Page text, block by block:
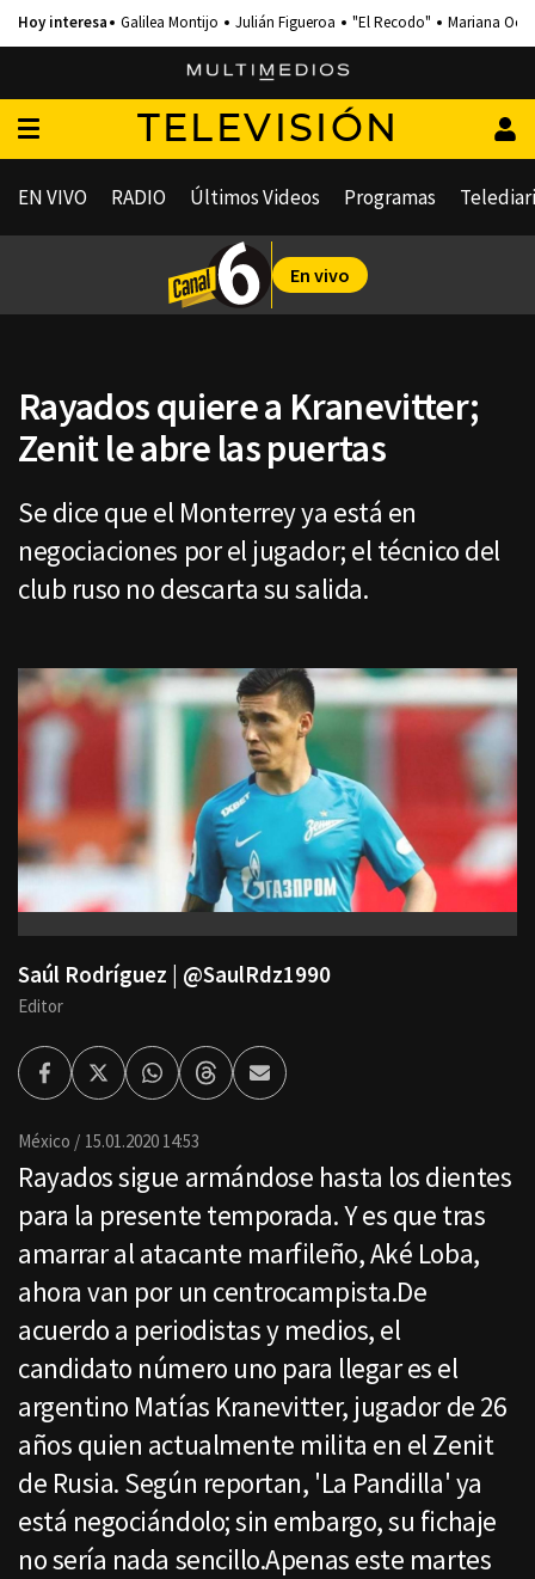
Galilea Montijo Julián Figueroa "El Recodo" Mariana
TELEVISIÓN
EN VIVO RADIO Últimos Videos Programas
En vivo
Rayados quiere a Kranevitter;
Zenit le abre las puertas
Se dice que el Monterrey ya está en
negociaciones por el jugador; el técnico del
club ruso no descarta su salida.
Saúl Rodríguez | @SaulRdz1990
Editor
FacebookTwitterWhatsappThreadsEnviar
por
México 15.01.2020 14:53
Rayados sigue armándose hasta los dientes
para la presente temporada. Y es que tras
amarrar al atacante marfileño, Aké Loba,
ahora van por un centrocampista.De
acuerdo a periodistas y medios, el
candidato número uno para llegar es el
argentino Matías Kranevitter, jugador de 26
años quien actualmente milita en el Zenit
de Rusia. Según reportan, 'La Pandilla' ya
está negociándolo; sin embargo, su fichaje
no sería nada sencillo.Apenas este martes